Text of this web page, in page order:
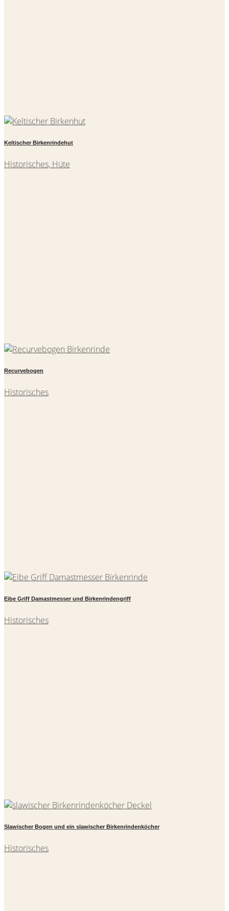
Keltischer Birkenrindehut
Historisches, Hüte
Recurvebogen
Historisches
Eibe Griff Damastmesser und Birkenrindengriff
Historisches
Slawischer Bogen und ein slawischer Birkenrindenköcher
Historisches